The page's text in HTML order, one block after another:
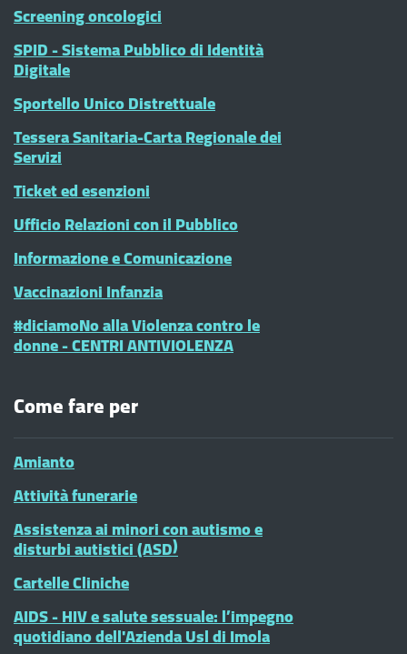
Screening oncologici
SPID - Sistema Pubblico di Identità
Digitale
Sportello Unico Distrettuale
Tessera Sanitaria-Carta Regionale dei
Servizi
Ticket ed esenzioni
Ufficio Relazioni con il Pubblico
Informazione e Comunicazione
Vaccinazioni Infanzia
#diciamoNo alla Violenza contro le
donne - CENTRI ANTIVIOLENZA
Come fare per
Amianto
Attività funerarie
Assistenza ai minori con autismo e
disturbi autistici (ASD)
Cartelle Cliniche
AIDS - HIV e salute sessuale: l’impegno
quotidiano dell'Azienda Usl di Imola